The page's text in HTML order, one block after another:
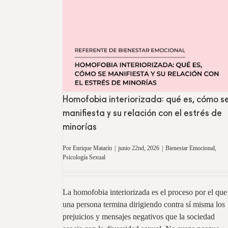
Homofobia interiorizada: qué es, cómo
manifiesta y su relación con el estrés de
minorías
Por Enrique Matarín | junio 22nd, 2026 | Bienestar Emocional
Psicología Sexual
La homofobia interiorizada es el proceso por el que
una persona termina dirigiendo contra sí misma los
prejuicios y mensajes negativos que la sociedad